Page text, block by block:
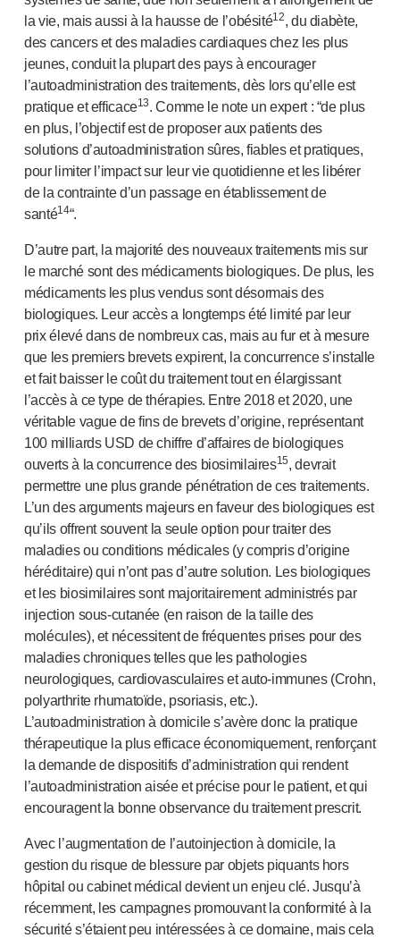
la vie, mais aussi à la hausse de l’obésité12, du diabète,
des cancers et des maladies cardiaques chez les plus
jeunes, conduit la plupart des pays à encourager
l’autoadministration des traitements, dès lors qu’elle est
pratique et efficace13. Comme le note un expert : “de plus
en plus, l’objectif est de proposer aux patients des
solutions d’autoadministration sûres, fiables et pratiques,
pour limiter l’impact sur leur vie quotidienne et les libérer
de la contrainte d’un passage en établissement de
santé14“.
D’autre part, la majorité des nouveaux traitements mis sur
le marché sont des médicaments biologiques. De plus, les
médicaments les plus vendus sont désormais des
biologiques. Leur accès a longtemps été limité par leur
prix élevé dans de nombreux cas, mais au fur et à mesure
que les premiers brevets expirent, la concurrence s’installe
et fait baisser le coût du traitement tout en élargissant
l’accès à ce type de thérapies. Entre 2018 et 2020, une
véritable vague de fins de brevets d’origine, représentant
100 milliards USD de chiffre d’affaires de biologiques
ouverts à la concurrence des biosimilaires15, devrait
permettre une plus grande pénétration de ces traitements.
L’un des arguments majeurs en faveur des biologiques est
qu’ils offrent souvent la seule option pour traiter des
maladies ou conditions médicales (y compris d’origine
héréditaire) qui n’ont pas d’autre solution. Les biologiques
et les biosimilaires sont majoritairement administrés par
injection sous-cutanée (en raison de la taille des
molécules), et nécessitent de fréquentes prises pour des
maladies chroniques telles que les pathologies
neurologiques, cardiovasculaires etauto-immunes(Crohn,
polyarthrite rhumatoïde, psoriasis, etc.).
L’autoadministration à domicile s’avère donc la pratique
thérapeutique la plus efficace économiquement, renforçant
la demande de dispositifs d’administration qui rendent
l’autoadministration aisée et précise pour le patient, et qui
encouragent la bonne observance du traitement prescrit.
Avec l’augmentation de l’autoinjection à domicile, la
gestion du risque de blessure par objets piquants hors
hôpital ou cabinet médical devient un enjeu clé. Jusqu’à
récemment, les campagnes promouvant la conformité à la
sécurité s’étaient peu intéressées à ce domaine, mais cela